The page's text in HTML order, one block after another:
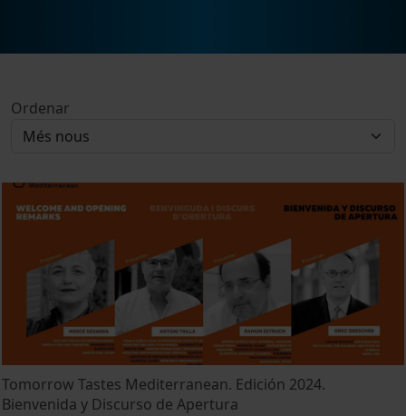
Ordenar
Tomorrow Tastes Mediterranean. Edición 2024.
Bienvenida y Discurso de Apertura